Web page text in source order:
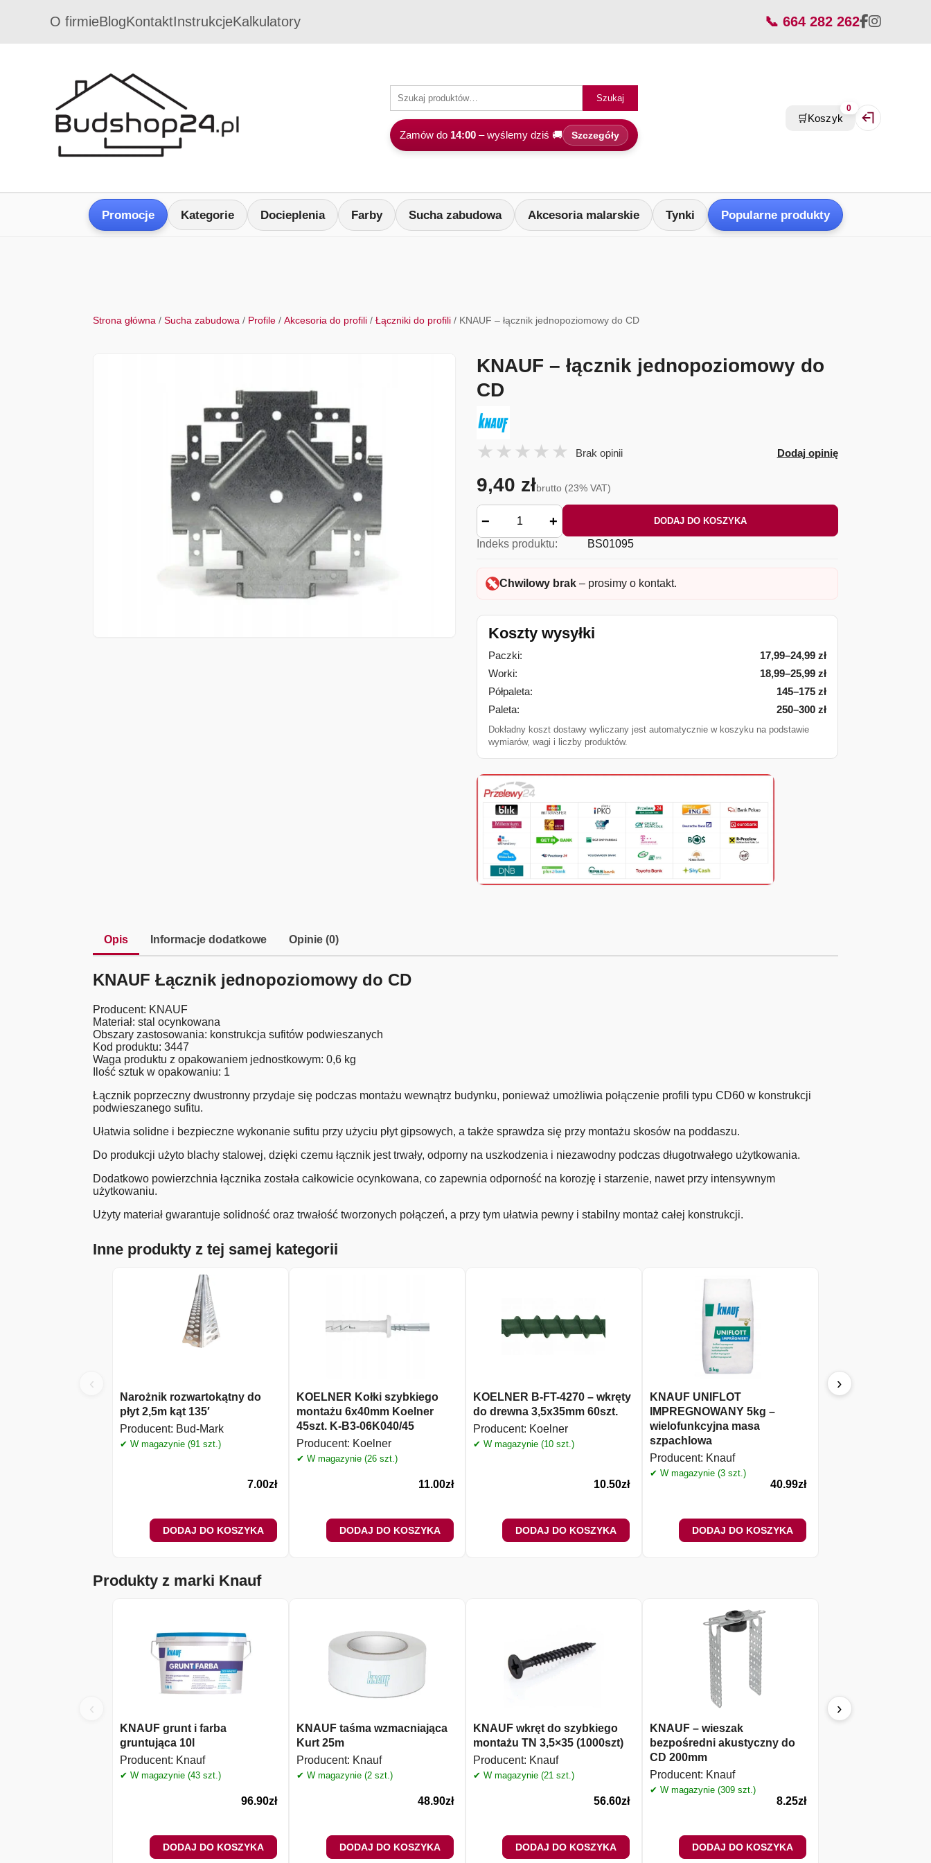
O firmieBlogKontaktInstrukcjeKalkulatory 📞 664 282 262
Szukaj
Zamów do 14:00– wyślemy dziś 🚚 Szczegóły
🛒Koszyk
0
Zaloguj się /
Promocje Kategorie Docieplenia Farby Sucha zabudowa Akcesoria malarskie Tynki Popularne produkty
Strona główna /Sucha zabudowa / Profile /Akcesoria do profili /Łączniki do profili / KNAUF – łącznik jednopoziomowy do CD
KNAUF – łącznik jednopoziomowy do
CD
Brak opinii Dodaj opinię
9,40 złbrutto (23% VAT)
− + DODAJ DO KOSZYKA
Indeks produktu: BS01095
Chwilowy brak – prosimy o kontakt.
Koszty wysyłki
Paczki:
17,99–24,99 zł
Worki:
18,99–25,99 zł
Półpaleta:
145–175 zł
Paleta:
250–300 zł
Dokładny koszt dostawy wyliczany jest automatycznie w koszyku na podstawie
wymiarów, wagi i liczby produktów.
Opis Informacje dodatkowe Opinie (0)
KNAUF Łącznik jednopoziomowy do CD
Producent: KNAUF
Materiał: stal ocynkowana
Obszary zastosowania: konstrukcja sufitów podwieszanych
Kod produktu: 3447
Waga produktu z opakowaniem jednostkowym: 0,6 kg
Ilość sztuk w opakowaniu: 1
Łącznik poprzeczny dwustronny przydaje się podczas montażu wewnątrz budynku, ponieważ umożliwia połączenie profili typu CD60 w konstrukcji
podwieszanego sufitu.
Ułatwia solidne i bezpieczne wykonanie sufitu przy użyciu płyt gipsowych, a także sprawdza się przy montażu skosów na poddaszu.
Do produkcji użyto blachy stalowej, dzięki czemu łącznik jest trwały, odporny na uszkodzenia i niezawodny podczas długotrwałego użytkowania.
Dodatkowo powierzchnia łącznika została całkowicie ocynkowana, co zapewnia odporność na korozję i starzenie, nawet przy intensywnym
użytkowaniu.
Użyty materiał gwarantuje solidność oraz trwałość tworzonych połączeń, a przy tym ułatwia pewny i stabilny montaż całej konstrukcji.
Inne produkty z tej samej kategorii
‹
Narożnik rozwartokątny do
płyt 2,5m kąt 135′
Producent: Bud-Mark
✔ W magazynie (91 szt.)
7.00zł
DODAJ DO KOSZYKA
KOELNER Kołki szybkiego
montażu 6x40mm Koelner
45szt. K-B3-06K040/45
Producent: Koelner
✔ W magazynie (26 szt.)
11.00zł
DODAJ DO KOSZYKA
KOELNER B-FT-4270 – wkręty
do drewna 3,5x35mm 60szt.
Producent: Koelner
✔ W magazynie (10 szt.)
10.50zł
DODAJ DO KOSZYKA
KNAUF UNIFLOT
IMPREGNOWANY 5kg –
wielofunkcyjna masa
szpachlowa
Producent: Knauf
✔ W magazynie (3 szt.)
40.99zł
DODAJ DO KOSZYKA
KNAUF wkręt do
›
Produkty z marki Knauf
‹
KNAUF grunt i farba
gruntująca 10l
Producent: Knauf
✔ W magazynie (43 szt.)
96.90zł
DODAJ DO KOSZYKA
KNAUF taśma wzmacniająca
Kurt 25m
Producent: Knauf
✔ W magazynie (2 szt.)
48.90zł
DODAJ DO KOSZYKA
KNAUF wkręt do szybkiego
montażu TN 3,5×35 (1000szt)
Producent: Knauf
✔ W magazynie (21 szt.)
56.60zł
DODAJ DO KOSZYKA
KNAUF – wieszak
bezpośredni akustyczny do
CD 200mm
Producent: Knauf
✔ W magazynie (309 szt.)
8.25zł
DODAJ DO KOSZYKA
›